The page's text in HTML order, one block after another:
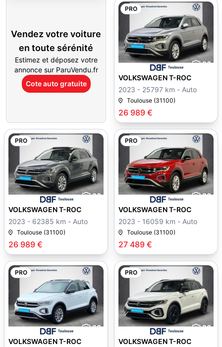
Vendez votre voiture
en toute sérénité
Estimez et déposez votre
annonce sur ParuVendu.fr
Cote auto gratuite
PRO
30
26 989 €
VOLKSWAGEN T-ROC
2023 - 25797 km - Auto
Toulouse (31100)
PRO
30
26 989 €
VOLKSWAGEN T-ROC
2023 - 62385 km - Auto
Toulouse (31100)
PRO
30
27 489 €
VOLKSWAGEN T-ROC
2023 - 16059 km - Auto
Toulouse (31100)
PRO
30
VOLKSWAGEN T-ROC
PRO
30
VOLKSWAGEN T-ROC